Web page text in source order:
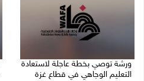
ورشة توصي بخطة عاجلة لاستعادة
التعليم الوجاهي في قطاع غزة